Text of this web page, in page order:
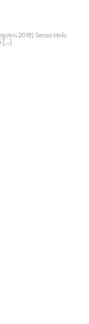
2018) Senza titolo
[..]